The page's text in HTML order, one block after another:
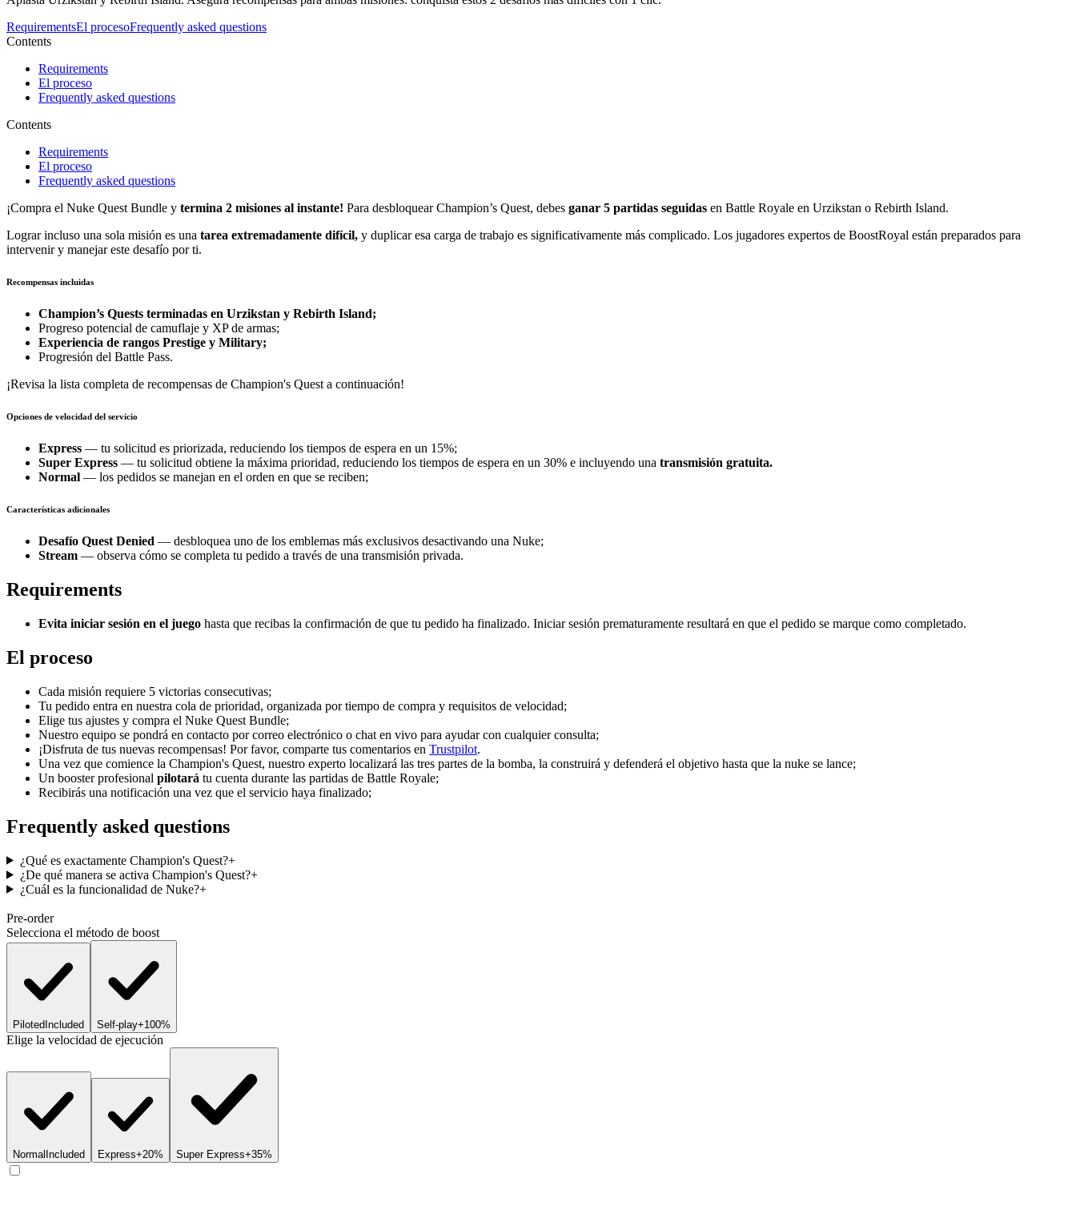
RequirementsEl procesoFrequently asked questions
Contents
Requirements
El proceso
Frequently asked questions
Contents
Requirements
El proceso
Frequently asked questions
¡Compra el Nuke Quest Bundle y termina 2 misiones al instante! Para desbloquear Champion’s Quest, debes ganar 5 partidas seguidas en Battle Royale en Urzikstan o Rebirth Island.
Lograr incluso una sola misión es una tarea extremadamente difícil, y duplicar esa carga de trabajo es significativamente más complicado. Los jugadores expertos de BoostRoyal están preparados para
intervenir y manejar este desafío por ti.
Recompensas incluidas
Champion’s Quests terminadas en Urzikstan y Rebirth Island;
Progreso potencial de camuflaje y XP de armas;
Experiencia de rangos Prestige y Military;
Progresión del Battle Pass.
¡Revisa la lista completa de recompensas de Champion's Quest a continuación!
Opciones de velocidad del servicio
Express — tu solicitud es priorizada, reduciendo los tiempos de espera en un 15%;
Super Express — tu solicitud obtiene la máxima prioridad, reduciendo los tiempos de espera en un 30% e incluyendo una transmisión gratuita.
Normal — los pedidos se manejan en el orden en que se reciben;
Características adicionales
Desafío Quest Denied — desbloquea uno de los emblemas más exclusivos desactivando una Nuke;
Stream — observa cómo se completa tu pedido a través de una transmisión privada.
Requirements
Evita iniciar sesión en el juego hasta que recibas la confirmación de que tu pedido ha finalizado. Iniciar sesión prematuramente resultará en que el pedido se marque como completado.
El proceso
Cada misión requiere 5 victorias consecutivas;
Tu pedido entra en nuestra cola de prioridad, organizada por tiempo de compra y requisitos de velocidad;
Elige tus ajustes y compra el Nuke Quest Bundle;
Nuestro equipo se pondrá en contacto por correo electrónico o chat en vivo para ayudar con cualquier consulta;
¡Disfruta de tus nuevas recompensas! Por favor, comparte tus comentarios en Trustpilot.
Una vez que comience la Champion's Quest, nuestro experto localizará las tres partes de la bomba, la construirá y defenderá el objetivo hasta que la nuke se lance;
Un booster profesional pilotará tu cuenta durante las partidas de Battle Royale;
Recibirás una notificación una vez que el servicio haya finalizado;
Frequently asked questions
¿Qué es exactamente Champion's Quest?+
¿De qué manera se activa Champion's Quest?+
¿Cuál es la funcionalidad de Nuke?+
Pre-order
Selecciona el método de boost
PilotedIncluded Self-play+100%
Elige la velocidad de ejecución
NormalIncluded Express+20% Super Express+35%